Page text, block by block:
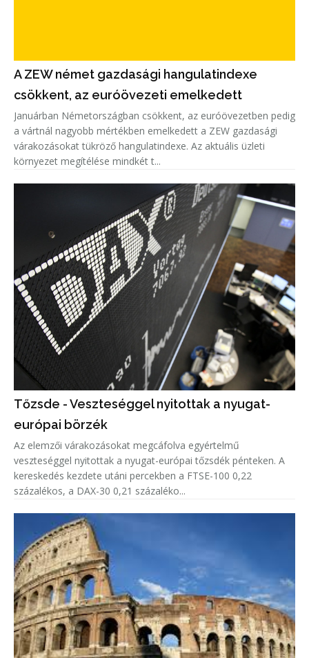
A ZEW német gazdasági hangulatindexe
csökkent, az euróövezeti emelkedett
Januárban Németországban csökkent, az euróövezetben pedig
a vártnál nagyobb mértékben emelkedett a ZEW gazdasági
várakozásokat tükröző hangulatindexe. Az aktuális üzleti
környezet megítélése mindkét t...
Tőzsde - Veszteséggel nyitottak a nyugat-
európai börzék
Az elemzői várakozásokat megcáfolva egyértelmű
veszteséggel nyitottak a nyugat-európai tőzsdék pénteken. A
kereskedés kezdete utáni percekben a FTSE-100 0,22
százalékos, a DAX-30 0,21 százaléko...